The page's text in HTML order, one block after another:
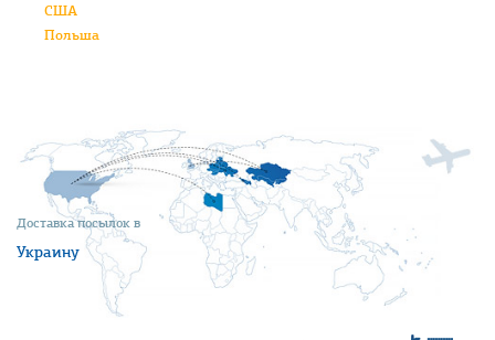
Доставка посылок в
Украину
США
Польша